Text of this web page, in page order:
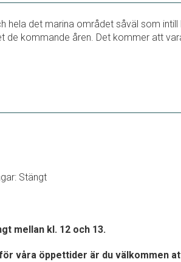
hela det marina området såväl som intill
kommande åren. Det kommer att
Stängt
mellan kl. 12 och 13.
våra öppettider är du välkommen